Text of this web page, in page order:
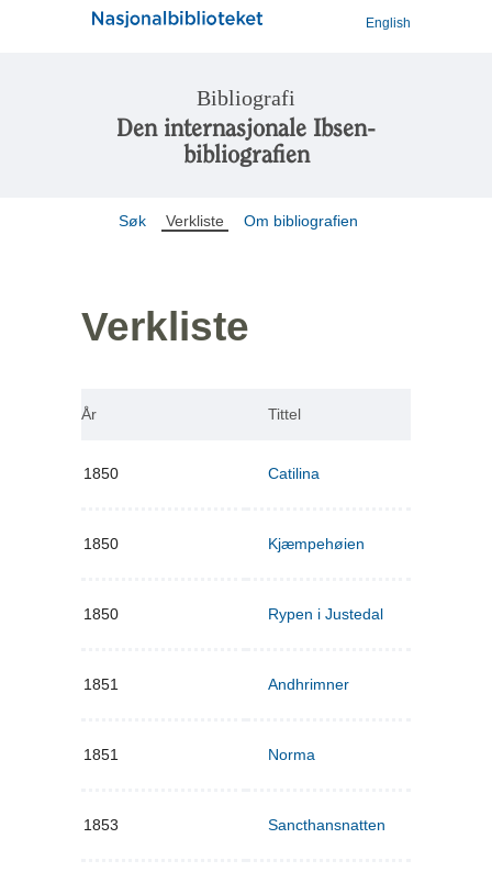
English
Bibliografi
Den internasjonale Ibsen-
bibliografien
Søk Verkliste Om bibliografien
Verkliste
År Tittel
1850 Catilina
1850 Kjæmpehøien
1850 Rypen i Justedal
1851 Andhrimner
1851 Norma
1853 Sancthansnatten